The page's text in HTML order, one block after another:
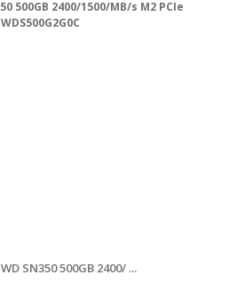
WD SN350 500GB 2400/ ...